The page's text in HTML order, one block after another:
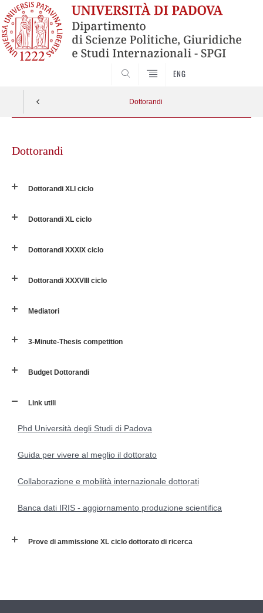
ENG
Dottorandi
contentDottorandi
Dottorandi XLI ciclo
Dottorandi XL ciclo
Dottorandi XXXIX ciclo
Dottorandi XXXVIII ciclo
Mediatori
3-Minute-Thesis competition
Budget Dottorandi
Link utili
Phd Università degli Studi di Padova
Guida per vivere al meglio il dottorato
Collaborazione e mobilità internazionale dottorati
Banca dati IRIS - aggiornamento produzione scientifica
Prove di ammissione XL ciclo dottorato di ricerca